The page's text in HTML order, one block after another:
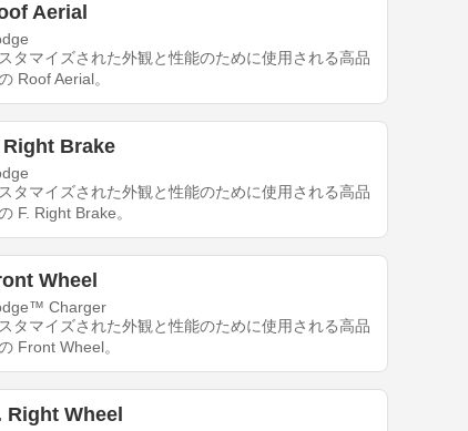
Aerial
タマイズされた外観と性能のために使用される高品
Roof Aerial。
Right Brake
タマイズされた外観と性能のために使用される高品
F. Right Brake。
Wheel
Charger
タマイズされた外観と性能のために使用される高品
Front Wheel。
Right Wheel